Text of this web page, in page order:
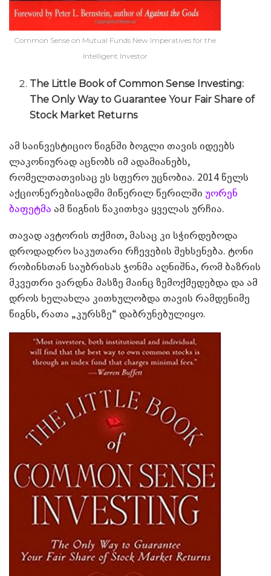
Common Sense on Mutual Funds New Imperatives for the
Intelligent Investor
The Little Book of Common Sense Investing:
The Only Way to Guarantee Your Fair Share of
Stock Market Returns
ამ საინვესტიციო წიგნში ბოგლი თავის იდეებს
ლაკონიურად აცნობს იმ ადამიანებს,
რომელთათვისაც ეს სფერო უცნობია. 2014 წელს
აქციონერებისადმი მიწერილ წერილში უორენ
ბაფეტმა ამ წიგნის წაკითხვა ყველას ურჩია.
თავად ავტორის თქმით, მასაც კი სჭირდებოდა
დროდადრო საკუთარი რჩევების შეხსენება. ტონი
რობინსთან საუბრისას ჯონმა აღნიშნა, რომ ბაზრის
მკვეთრი ვარდნა მასზე მაინც ზემოქმედებდა და ამ
დროს ხელახლა კითხულობდა თავის რამდენიმე
წიგნს, რათა „კურსზე“ დაბრუნებულიყო.